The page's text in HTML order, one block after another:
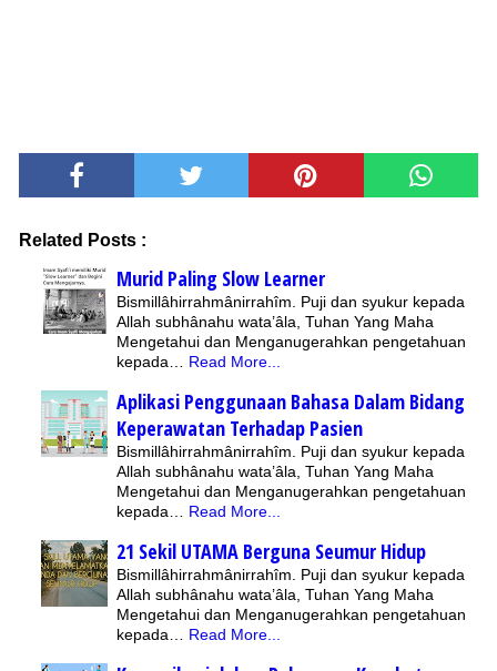
Related Posts :
Murid Paling Slow Learner
Bismillâhirrahmânirrahîm. Puji dan syukur kepada
Allah subhânahu wata’âla, Tuhan Yang Maha
Mengetahui dan Menganugerahkan pengetahuan
kepada… Read More...
Aplikasi Penggunaan Bahasa Dalam Bidang
Keperawatan Terhadap Pasien
Bismillâhirrahmânirrahîm. Puji dan syukur kepada
Allah subhânahu wata’âla, Tuhan Yang Maha
Mengetahui dan Menganugerahkan pengetahuan
kepada… Read More...
21 Sekil UTAMA Berguna Seumur Hidup
Bismillâhirrahmânirrahîm. Puji dan syukur kepada
Allah subhânahu wata’âla, Tuhan Yang Maha
Mengetahui dan Menganugerahkan pengetahuan
kepada… Read More...